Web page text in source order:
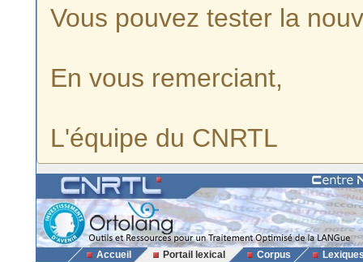
Vous pouvez tester la
En vous remerciant,
L'équipe du CNRTL
Accueil Portail lexical Corpus